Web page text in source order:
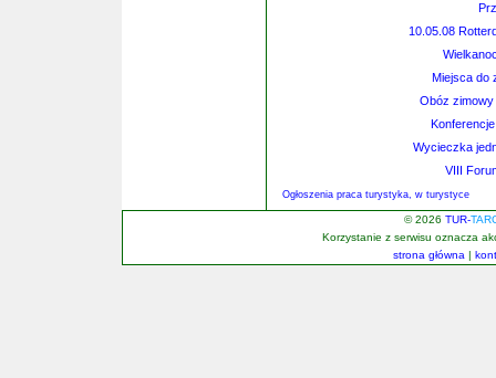
10.05.08
Miejsca do
Obóz zimowy
Wycieczka
VIII
Ogłoszenia praca turystyka, w turystyce
© 2026 TUR-
Korzystanie z serwisu oznacza
strona główna |